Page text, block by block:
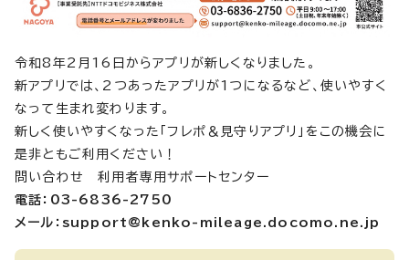
令和8年2月16日からアプリが新しくなりました。
新アプリでは、2つあったアプリが1つになるなど、使いやすく
なって生まれ変わります。
新しく使いやすくなった「フレポ＆見守りアプリ」をこの機会に
是非ともご利用ください！
問い合わせ 利用者専用サポートセンター
電話：03-6836-2750
メール：support@kenko-mileage.docomo.ne.jp